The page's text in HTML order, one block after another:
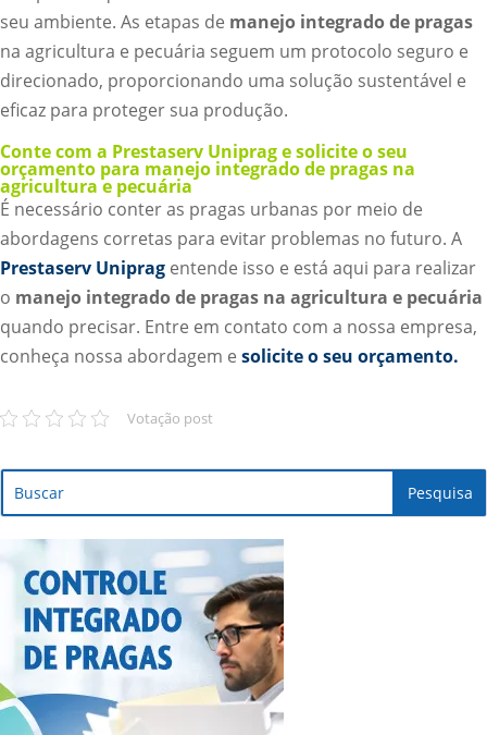
seu ambiente. As etapas de manejo integrado de pragas
na agricultura e pecuária seguem um protocolo seguro e
direcionado, proporcionando uma solução sustentável e
eficaz para proteger sua produção.
Conte com a Prestaserv Uniprag e solicite o seu
orçamento para manejo integrado de pragas na
agricultura e pecuária
É necessário conter as pragas urbanas por meio de
abordagens corretas para evitar problemas no futuro. A
Prestaserv Uniprag entende isso e está aqui para realizar
o manejo integrado de pragas na agricultura e pecuária
quando precisar. Entre em contato com a nossa empresa,
conheça nossa abordagem e solicite o seu orçamento.
Votação post